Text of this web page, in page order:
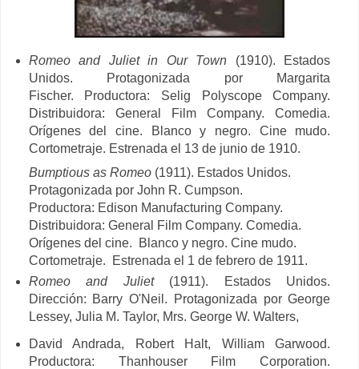
Romeo and Juliet in Our Town (1910). Estados
Unidos. Protagonizada por Margarita
Fischer. Productora: Selig Polyscope Company.
Distribuidora: General Film Company. Comedia.
Orígenes del cine. Blanco y negro. Cine mudo.
Cortometraje. Estrenada el 13 de junio de 1910.
Bumptious as Romeo (1911). Estados Unidos.
Protagonizada por John R. Cumpson.
Productora: Edison Manufacturing Company.
Distribuidora: General Film Company. Comedia.
Orígenes del cine. Blanco y negro. Cine mudo.
Cortometraje. Estrenada el 1 de febrero de 1911.
Romeo and Juliet (1911). Estados Unidos.
Dirección: Barry O'Neil. Protagonizada porGeorge
Lessey, Julia M. Taylor, Mrs. George W. Walters,
David Andrada,
Robert Halt, William Garwood.
Productora: Thanhouser Film Corporation.